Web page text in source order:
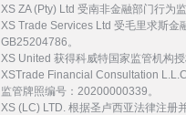
XS ZA (Pty) Ltd 受南非金融部门行为
XS Trade Services Ltd 受毛里求斯金
GB25204786。
XS United 获得科威特国家监管机构
XSTrade Financial Consultation
监管牌照编号：20200000339。
XS (LC) LTD. 根据圣卢西亚法律注册